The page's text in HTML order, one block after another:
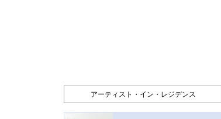
アーティスト・イン・レジデンス